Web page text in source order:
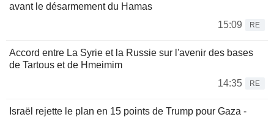
avant le désarmement du Hamas
15:09
RE
Accord entre La Syrie et la Russie sur l'avenir des bases
de Tartous et de Hmeimim
14:35
RE
Israël rejette le plan en 15 points de Trump pour Gaza -